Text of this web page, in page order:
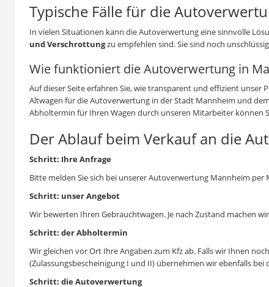
Typische Fälle für die
In vielen Situationen kann die Autoverwertung eine sinnvolle
undVerschrottungzu empfehlen sind. Sie sind noch
Wie funktioniert die Autoverwertung in
Auf dieser Seite erfahren Sie, wie transparent und effizient unser
Altwagen für die Autoverwertung in der Stadt Mannheim und
Abholtermin für Ihren Wagen durch unseren Mitarbeiter können
Der Ablauf beim Verkauf an die
Schritt: Ihre Anfrage
Bitte melden Sie sich bei unserer Autoverwertung Mannheim
Schritt: unser Angebot
Wir bewerten Ihren Gebrauchtwagen. Je nach Zustand machen
Schritt: der Abholtermin
Wir gleichen vor Ort Ihre Angaben zum Kfz ab. Falls wir Ihnen
(Zulassungsbescheinigung I und II) übernehmen wir ebenfalls bei
Schritt: die Autoverwertung